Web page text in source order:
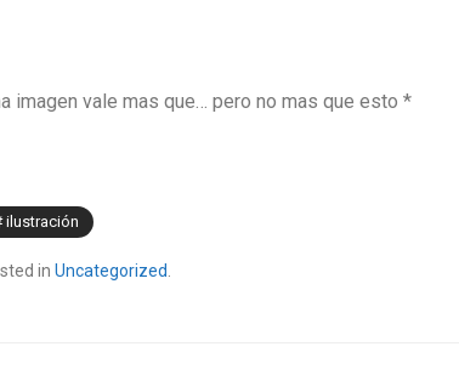
imagen vale mas que… pero no mas que esto *
ilustración
in Uncategorized